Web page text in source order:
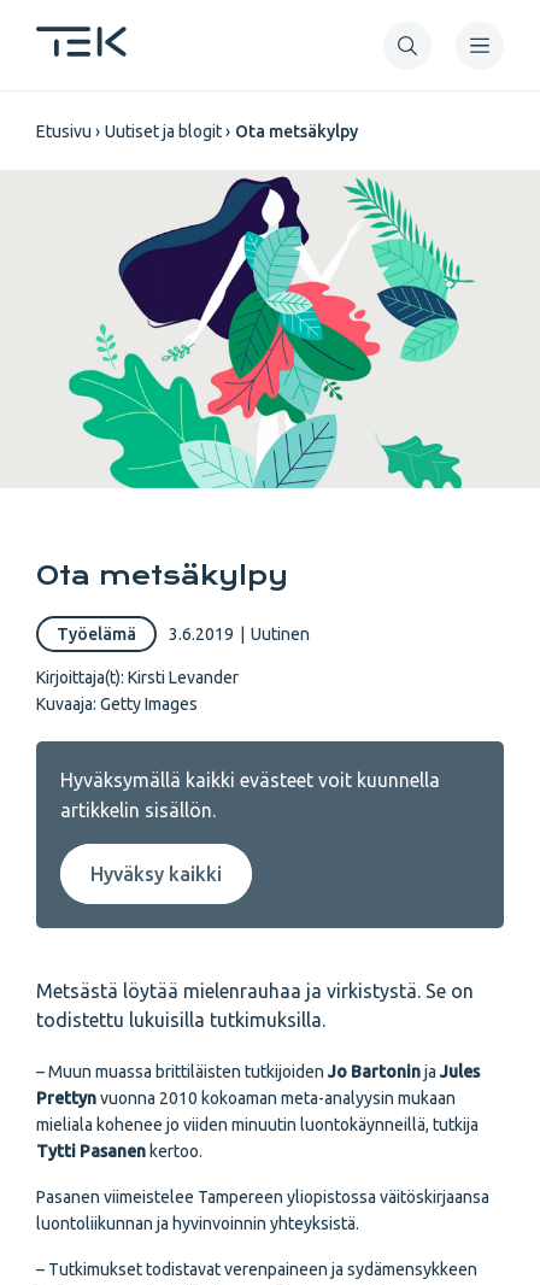
pääsisältöön
Murupolku
Etusivu Uutiset ja blogit Ota metsäkylpy
Ota metsäkylpy
Työelämä 3.6.2019 Uutinen
Kirjoittaja(t): Kirsti Levander
Kuvaaja: Getty Images
Hyväksymällä kaikki evästeet voit kuunnella
artikkelin sisällön.
Hyväksy kaikki
Metsästä löytää mielenrauhaa ja virkistystä. Se on
todistettu lukuisilla tutkimuksilla.
– Muun muassa brittiläisten tutkijoidenJo BartoninjaJules
Prettynvuonna 2010 kokoaman meta-analyysin mukaan
mieliala kohenee jo viiden minuutin luontokäynneillä, tutkija
Tytti Pasanen kertoo.
Pasanen viimeistelee Tampereen yliopistossa väitöskirjaansa
luontoliikunnan ja hyvinvoinnin yhteyksistä.
– Tutkimukset todistavat verenpaineen ja sydämensykkeen